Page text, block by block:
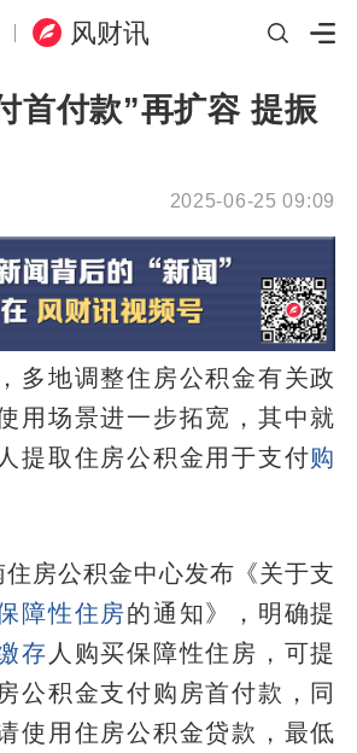
风财讯
首付款”再扩容 提振
2025-06-25 09:09
多地调整住房公积金有关政
用场景进一步拓宽，其中就
提取住房公积金用于支付购
房公积金中心发布《关于支
障性住房的通知》，明确提
存 人购买保障性住房，可提
公积金支付购房首付款，同
使用住房公积金贷款，最低